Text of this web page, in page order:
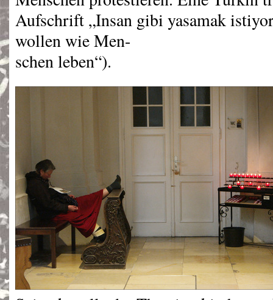
Aufschrift „Insan gibi yasamak
wollen wie Men-
schen leben“).